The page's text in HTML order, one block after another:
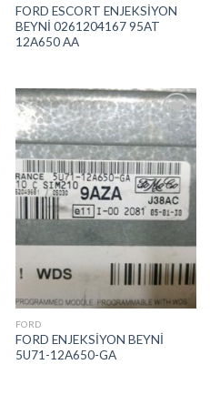
FORD ESCORT ENJEKSİYON
BEYNİ 0261204167 95AT
12A650 AA
İstek
Listeme
Ekle
FORD
FORD ENJEKSİYON BEYNİ
5U71-12A650-GA